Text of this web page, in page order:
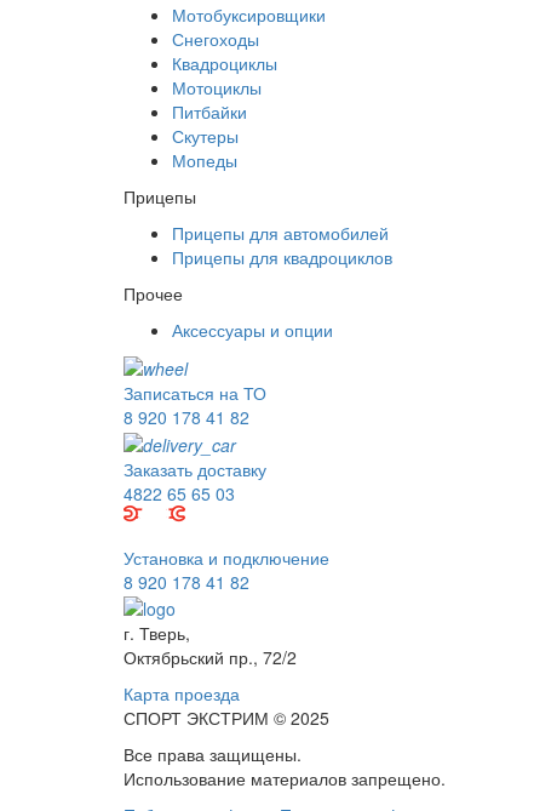
Мотобуксировщики
Снегоходы
Квадроциклы
Мотоциклы
Питбайки
Скутеры
Мопеды
Прицепы
Прицепы для автомобилей
Прицепы для квадроциклов
Прочее
Аксессуары и опции
Записаться на ТО
8 920 178 41 82
Заказать доставку
4822 65 65 03
Установка и подключение
8 920 178 41 82
г. Тверь,
Октябрьский пр., 72/2
Карта проезда
СПОРТ ЭКСТРИМ © 2025
Все права защищены.
Использование материалов запрещено.